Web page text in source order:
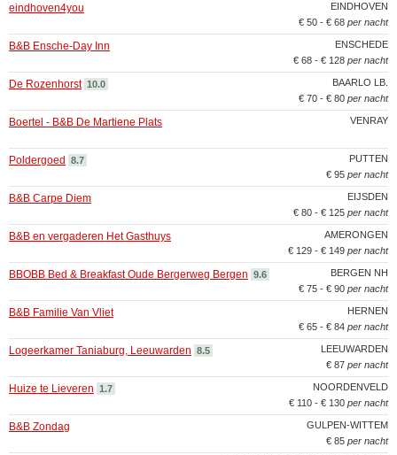
EINDHOVEN
eindhoven4you
€ 50 - € 68 per nacht
ENSCHEDE
B&B Ensche-Day Inn
€ 68 - € 128 per nacht
BAARLO LB.
De Rozenhorst 10.0
€ 70 - € 80 per nacht
VENRAY
Boertel - B&B De Martiene Plats
PUTTEN
Poldergoed
8.7
€ 95 per nacht
EIJSDEN
B&B Carpe Diem
€ 80 - € 125 per nacht
AMERONGEN
B&B en vergaderen Het Gasthuys
€ 129 - € 149 per nacht
BERGEN NH
BBOBB Bed & Breakfast Oude Bergerweg Bergen 9.6
€ 75 - € 90 per nacht
HERNEN
B&B Familie Van Vliet
€ 65 - € 84 per nacht
LEEUWARDEN
Logeerkamer Taniaburg, Leeuwarden 8.5
€ 87 per nacht
NOORDENVELD
Huize te Lieveren 1.7
€ 110 - € 130 per nacht
GULPEN-WITTEM
B&B Zondag
€ 85 per nacht